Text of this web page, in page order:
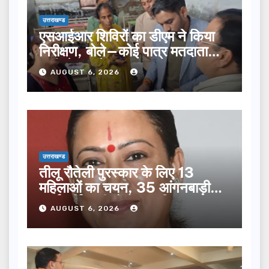
उत्तराखण्ड
एसआईआर शिविरों का डीएम ने किया
निरीक्षण, बोले—कोई पात्र मतदाता
सूची से न छूटे…
AUGUST 6, 2026
उत्तराखण्ड
तीलू रौतेली पुरस्कार के लिए 13
महिलाओं का चयन, 35 आंगनबाड़ी
कार्यकर्तियां भी होंगी सम्मानित…
AUGUST 6, 2026